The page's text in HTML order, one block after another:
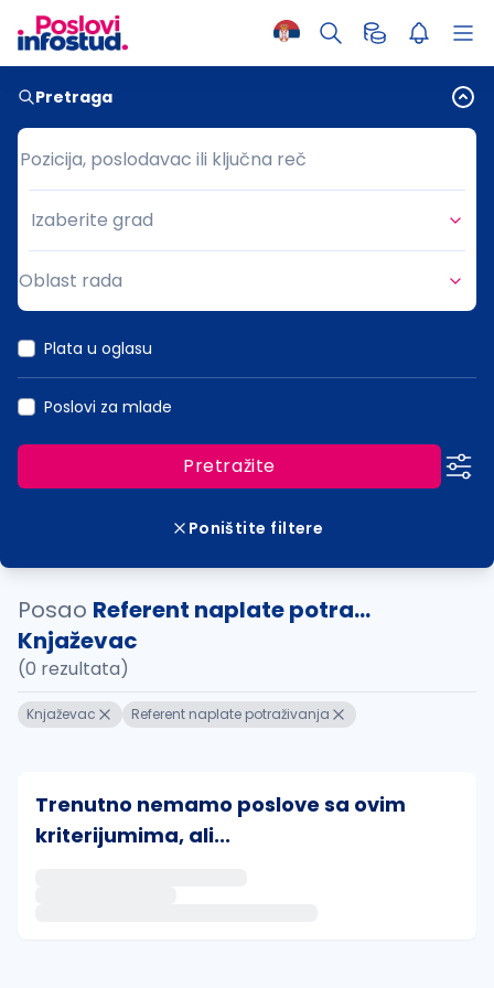
Pretraga
Pozicija, poslodavac ili ključna reč
Pozicija, poslodavac ili ključna reč
Grad
Izaberite grad
Oblast rada
Plata u oglasu
Poslovi za mlade
Pretražite
Poništite filtere
Posao Referent naplate potra...
Knjaževac
(0 rezultata)
Knjaževac Referent naplate potraživanja
Trenutno nemamo poslove sa ovim
kriterijumima, ali...